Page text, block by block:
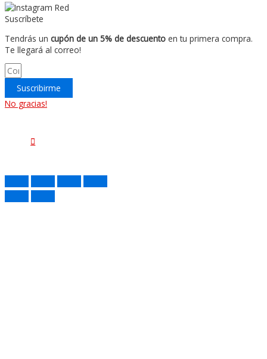
Suscríbete
Tendrás un cupón de un 5% de descuento en tu primera compra.
Te llegará al correo!
Suscribirme
No gracias!